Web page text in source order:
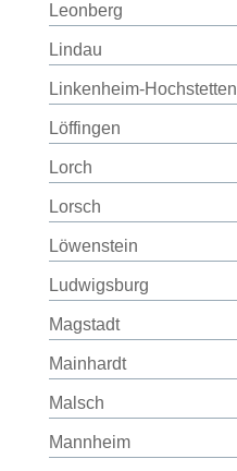
Leonberg
Lindau
Linkenheim-Hochstetten
Löffingen
Lorch
Lorsch
Löwenstein
Ludwigsburg
Magstadt
Mainhardt
Malsch
Mannheim